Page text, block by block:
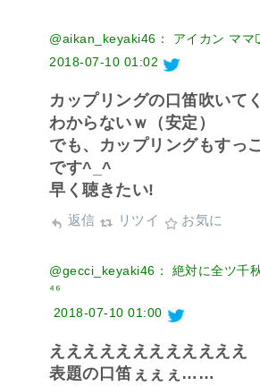
@aikan_keyaki46： アイカン ママ
2018-07-10 01:02
カップリングの口笛吹いて
わからないｗ（安定）
でも、カップリングもすっ
です^_^
早く聴きたい!
返信 リツイ お気に
@gecci_keyaki46： 絶対に全ツ千
⁴⁶
2018-07-10 01:00
ええええええええええええ
表題の口笛ぇぇぇ……